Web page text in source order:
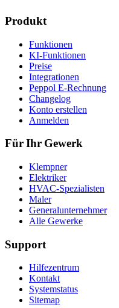
Produkt
Funktionen
KI-Funktionen
Preise
Integrationen
Peppol E-Rechnung
Changelog
Konto erstellen
Anmelden
Für Ihr Gewerk
Klempner
Elektriker
HVAC-Spezialisten
Maler
Generalunternehmer
Alle Gewerke
Support
Hilfezentrum
Kontakt
Systemstatus
Sitemap